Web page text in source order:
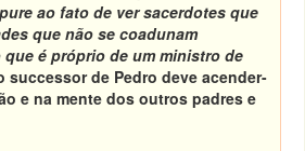
ao fato de ver sacerdotes que
que não se coadunam
é próprio de um ministro de
successor de Pedro deve acender-
e na mente dos outros padres e